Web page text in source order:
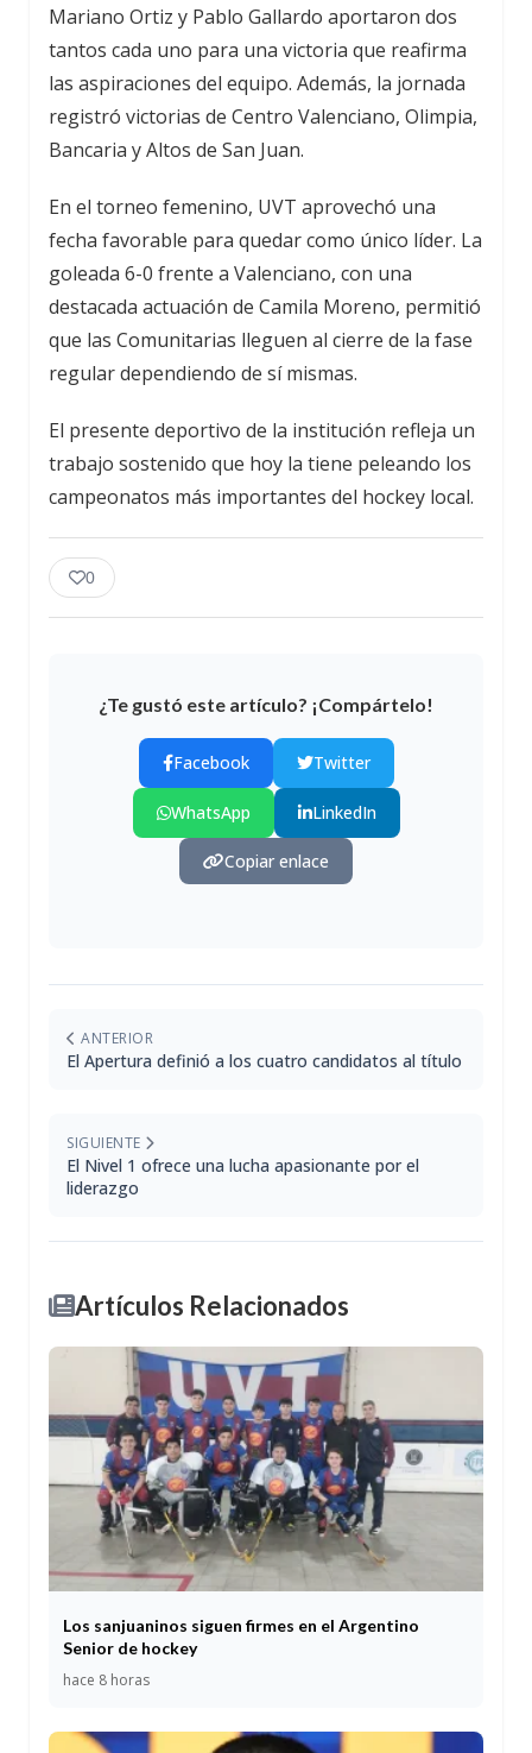
Mariano Ortiz y Pablo Gallardo aportaron dos
tantos cada uno para una victoria que reafirma
las aspiraciones del equipo. Además, la jornada
registró victorias de Centro Valenciano, Olimpia,
Bancaria yAltos de San Juan.
En el torneo femenino, UVT aprovechó una
fecha favorable para quedar como único líder. La
goleada 6-0 frente a Valenciano, con una
destacada actuación de Camila Moreno, permitió
que las Comunitarias lleguen al cierre de la fase
regular dependiendo de sí mismas.
El presente deportivo de la institución refleja un
trabajo sostenido que hoy la tiene peleando los
campeonatos más importantes del hockey local.
0
¿Te gustó este artículo? ¡Compártelo!
Facebook Twitter
WhatsApp LinkedIn
Copiar enlace
ANTERIOR
El Apertura definió a los cuatro candidatos al título
SIGUIENTE
El Nivel 1 ofrece una lucha apasionante por el
liderazgo
Artículos Relacionados
Los sanjuaninos siguen firmes en el Argentino
Senior de hockey
hace 8 horas